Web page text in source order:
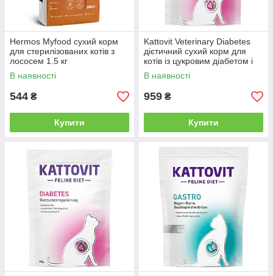
Hermos Myfood сухий корм
для стерилізованих котів з
лососем 1.5 кг
В наявності
544 ₴
Купити
Kattovit Veterinary Diabetes
дієтичний сухий корм для
котів із цукровим діабетом і
ожирінням 1,25 кг
В наявності
959 ₴
Купити